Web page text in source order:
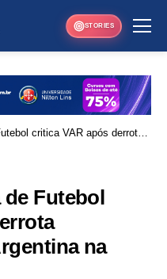
STORIES
critica VAR após derrota
de Futebol
na